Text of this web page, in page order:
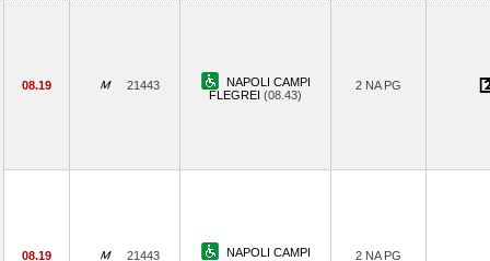
08.19 21443
NAPOLI CAMPI
FLEGREI (08.43)
2 NA PG
08.19 21443
NAPOLI CAMPI
2 NA PG